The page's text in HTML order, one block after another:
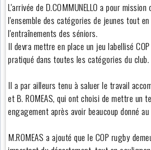
L'arrivée de D.COMMUNELLO a pour
l'ensemble des catégories de jeunes tout
l'entraînements des séniors.
Il devra mettre en place un jeu labellisé
pratiqué dans toutes les catégories du club.
Il a par ailleurs tenu à saluer le travail
et B. ROMEAS, qui ont choisi de mettre un
engagement après avoir beaucoup donné
M.ROMEAS a ajouté que le COP rugby